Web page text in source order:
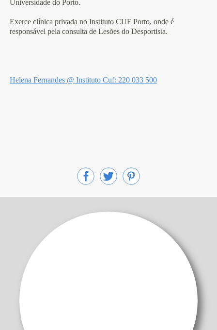
Universidade do Porto.
Exerce clínica privada no Instituto CUF Porto, onde é
responsável pela consulta de Lesões do Desportista.
Helena Fernandes @ Instituto Cuf: 220 033 500